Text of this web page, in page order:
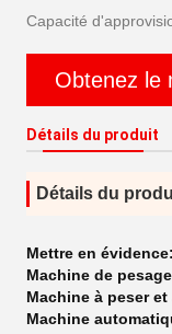
Capacité
Obtenez le
Détails du produit
Détails du
Mettre en évidence:
Machine de
Machine à peser
Machine